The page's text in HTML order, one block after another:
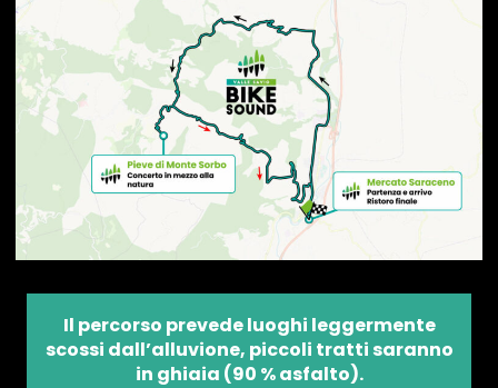
Il percorso prevede luoghi leggermente
scossi dall’alluvione, piccoli tratti saranno
in ghiaia (90 % asfalto).